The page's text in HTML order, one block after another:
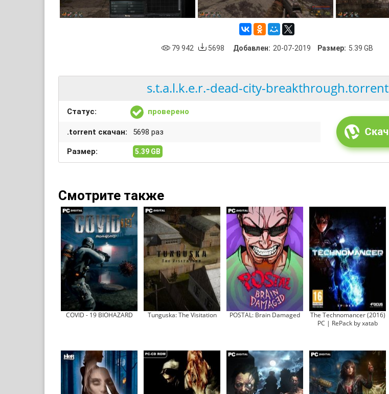
79 942 5698 Добавлен: 20-07-2019 Размер: 5.39 GB
s.t.a.l.k.e.r.-dead-city-breakthrough.torrent
Статус: проверено
.torrent скачан: 5698 раз
Размер: 5.39 GB
Смотрите также
COVID - 19 BIOHAZARD Tunguska: The Visitation POSTAL: Brain Damaged
The Technomancer (2016)
PC | RePack by xatab